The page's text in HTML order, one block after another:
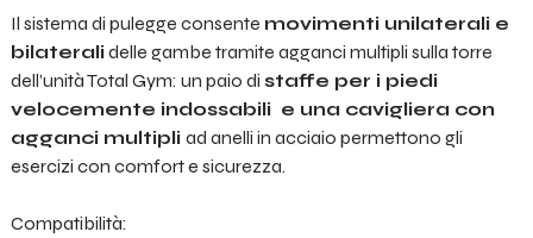
Il sistema di pulegge consente movimenti unilaterali e
bilateralidelle gambe tramite agganci multipli sulla torre
dell’unità Total Gym: un paio di staffe per i piedi
velocemente indossabili e una cavigliera con
agganci multipli ad anelli in acciaio permettono gli
esercizi con comfort e sicurezza.
Compatibilità: